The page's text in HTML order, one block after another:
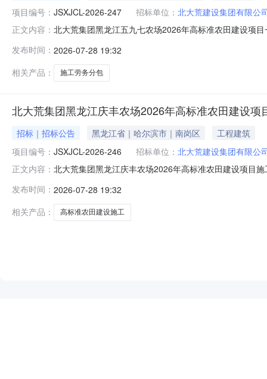
项目编号： JSXJCL-2026-247 招标单位： 北大荒建设集团有限公
正文内容： 北大荒集团黑龙江五九七农场2026年高标准农田建设项
目名称：北大荒集团黑龙江五九七农场2026年高标准农
农场2026年高标
发布时间： 2026-07-28 19:32
相关产品：
施工劳务分包
北大荒集团黑龙江庆丰农场2026年高标准农田建设项
招标｜招标公告 黑龙江省｜哈尔滨市｜南岗区
工程建筑
项目编号： JSXJCL-2026-246 招标单位： 北大荒建设集团有限公
正文内容： 北大荒集团黑龙江庆丰农场2026年高标准农田建设项目
荒集团黑龙江庆丰农场2026年高标准农田建设项目施工
田建设
发布时间： 2026-07-28 19:32
相关产品：
高标准农田建设施工